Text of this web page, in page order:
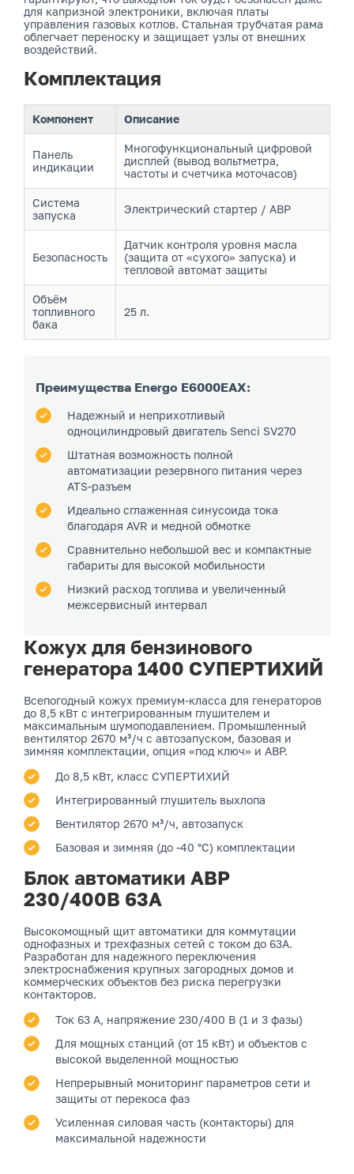
для капризной электроники, включая платы
управления газовых котлов. Стальная трубчатая рама
облегчает переноску и защищает узлы от внешних
воздействий.
Комплектация
Компонент Описание
Панель
индикации
Многофункциональный цифровой
дисплей (вывод вольтметра,
частоты и счетчика моточасов)
Система
запуска
Электрический стартер / АВР
Безопасность
Датчик контроля уровня масла
(защита от «сухого» запуска) и
тепловой автомат защиты
Объём
топливного
бака
25 л.
Преимущества Energo E6000EAX:
Надежный и неприхотливый
одноцилиндровый двигатель Senci SV270
Штатная возможность полной
автоматизации резервного питания через
ATS-разъем
Идеально сглаженная синусоида тока
благодаря AVR и медной обмотке
Сравнительно небольшой вес и компактные
габариты для высокой мобильности
Низкий расход топлива и увеличенный
межсервисный интервал
Кожух для бензинового
генератора 1400 СУПЕРТИХИЙ
Всепогодный кожух премиум-класса для генераторов
до 8,5 кВт с интегрированным глушителем и
максимальным шумоподавлением. Промышленный
вентилятор 2670 м³/ч с автозапуском, базовая и
зимняя комплектации, опция «под ключ» и АВР.
До 8,5 кВт, класс СУПЕРТИХИЙ
Интегрированный глушитель выхлопа
Вентилятор 2670 м³/ч, автозапуск
Базовая и зимняя (до -40 °C) комплектации
Блок автоматики АВР
230/400В 63А
Высокомощный щит автоматики для коммутации
однофазных и трехфазных сетей с током до 63А.
Разработан для надежного переключения
электроснабжения крупных загородных домов и
коммерческих объектов без риска перегрузки
контакторов.
Ток 63 А, напряжение 230/400 В (1 и 3 фазы)
Для мощных станций (от 15 кВт) и объектов с
высокой выделенной мощностью
Непрерывный мониторинг параметров сети и
защиты от перекоса фаз
Усиленная силовая часть (контакторы) для
максимальной надежности